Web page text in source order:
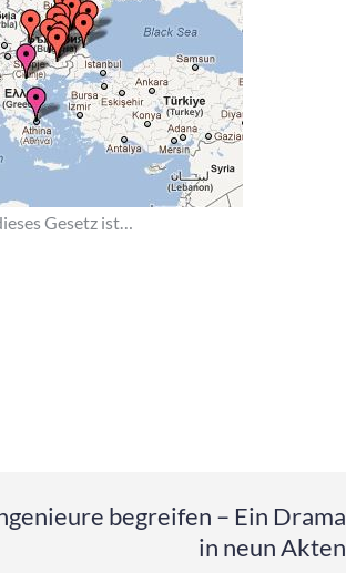
Gesetz ist…
begreifen – Ein Drama
in neun Akten